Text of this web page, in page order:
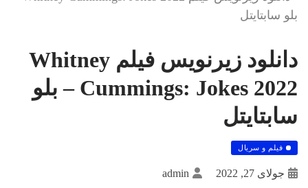
بلو سابتايتل
دانلود زیرنویس فیلم Whitney
Cummings: Jokes 2022 – بلو
سابتايتل
فیلم و سریال
جولای 27, 2022 admin